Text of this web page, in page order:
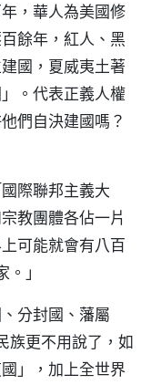
，華人為美國修
餘年，紅人、黑
國，夏威夷土著
。代表正義人權
們自決建國嗎？
際聯邦主義大
教團體各佔一片
可能就會有八百
」
分封國、藩屬
族更不用說了，如
」，加上全世界